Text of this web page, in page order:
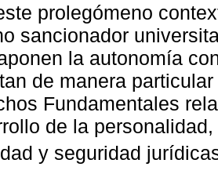
prolegómeno
sancionador
la autonomía
de manera
Fundamentales
de la
y seguridad